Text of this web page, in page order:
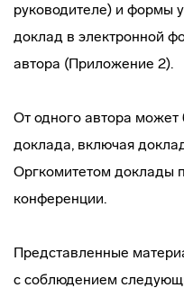
руководителе) и формы
доклад в электронной
автора (Приложение 2).
От одного автора может
доклада, включая
Оргкомитетом доклады
конференции.
Представленные
с соблюдением